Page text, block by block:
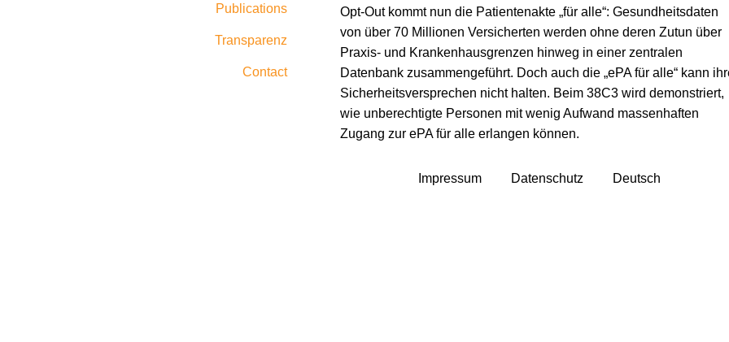
Publications
Transparenz
Contact
Opt-Out kommt nun die Patientenakte „für alle“: Gesundheitsdaten
von über 70 Millionen Versicherten werden ohne deren Zutun über
Praxis- und Krankenhausgrenzen hinweg in einer zentralen
Datenbank zusammengeführt. Doch auch die „ePA für alle“ kann
Sicherheitsversprechen nicht halten. Beim 38C3 wird demonstriert,
wie unberechtigte Personen mit wenig Aufwand massenhaften
Zugang zur ePA für alle erlangen können.
Impressum Datenschutz Deutsch